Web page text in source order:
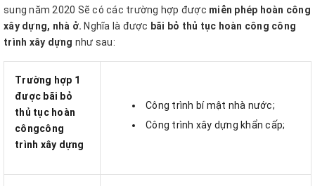
sung năm 2020 Sẽ có các trường hợp được miễn phép hoàn công
xây dựng, nhà ở. Nghĩa là được bãi bỏ thủ tục hoàn công công
trình xây dựng như sau:
Trường hợp 1
được bãi bỏ
thủ tục hoàn
côngcông
trình xây dựng
Công trình bí mật nhà nước;
Công trình xây dựng khẩn cấp;